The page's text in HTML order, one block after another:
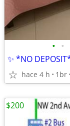
• •
hace 4 h 1br
$200